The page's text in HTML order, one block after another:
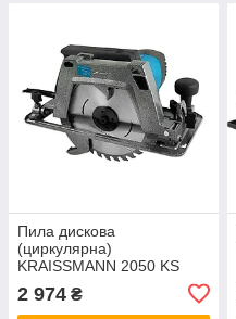
Пила дискова
(циркулярна)
KRAISSMANN 2050 KS
2 974 ₴